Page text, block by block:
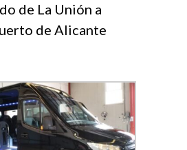
de La Unión a
de Alicante